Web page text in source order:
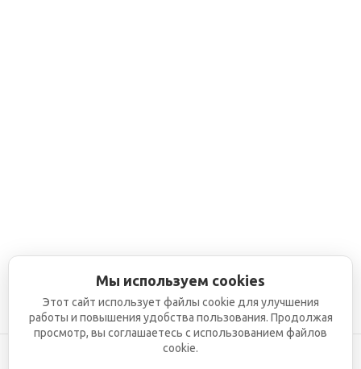
Мы используем cookies
Этот сайт использует файлы cookie для улучшения
работы и повышения удобства пользования. Продолжая
просмотр, вы соглашаетесь с использованием файлов
cookie.